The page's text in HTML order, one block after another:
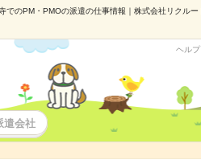
でのPM・PMOの派遣の仕事情報｜株式会社リクル
ヘル
遣会社